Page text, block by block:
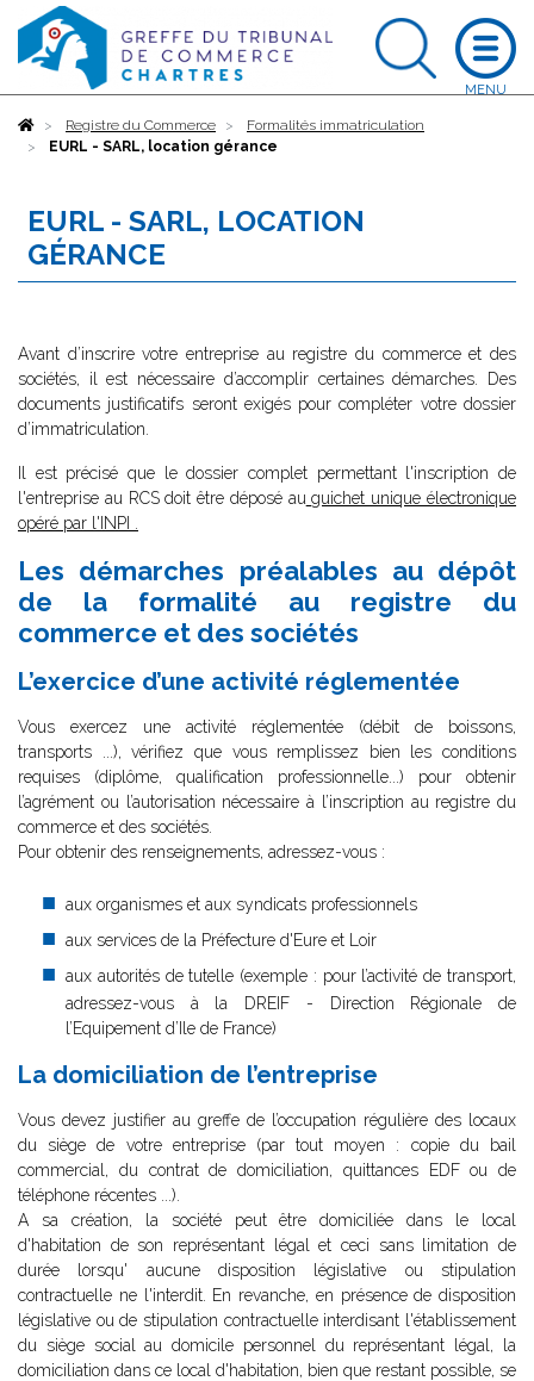
AccueilRegistre du Commerce
Formalités immatriculation
EURL - SARL, location gérance
EURL - SARL, LOCATION
GÉRANCE
Avant d’inscrire votre entreprise au registre du commerce et des
sociétés, il est nécessaire d’accomplir certaines démarches. Des
documents justificatifs seront exigés pour compléter votre dossier
d’immatriculation.
Il est précisé que le dossier complet permettant l'inscription de
l'entreprise au RCS doit être déposé au guichet unique électronique
opéré par l'INPI
Les démarches préalables au dépôt
de la formalité au registre du
commerce et des sociétés
L’exercice d’une activité réglementée
Vous exercez une activité réglementée (débit de boissons,
transports ...), vérifiez que vous remplissez bien les conditions
requises (diplôme, qualification professionnelle...) pour obtenir
l’agrément ou l’autorisation nécessaire à l’inscription au registre du
commerce et des sociétés.
Pour obtenir des renseignements, adressez-vous :
aux organismes et aux syndicats professionnels
aux services de la Préfecture d'Eure et Loir
aux autorités de tutelle (exemple : pour l’activité de transport,
adressez-vous à la DREIF - Direction Régionale de
l’Equipement d’Ile de France)
La domiciliation de l’entreprise
Vous devez justifier au greffe de l’occupation régulière des locaux
du siège de votre entreprise (par tout moyen : copie du bail
commercial, du contrat de domiciliation, quittances EDF ou de
téléphone récentes ...).
A sa création, la société peut être domiciliée dans le local
d'habitation de son représentant légal et ceci sans limitation de
durée lorsqu' aucune disposition législative ou stipulation
contractuelle ne l'interdit. En revanche, en présence de disposition
législative ou de stipulation contractuelle interdisant l'établissement
du siège social au domicile personnel du représentant légal, la
domiciliation dans ce local d'habitation, bien que restant possible, se